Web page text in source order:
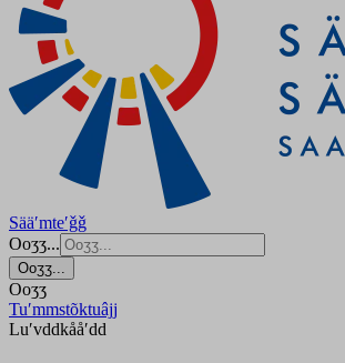
Sääʹmteʹǧǧ
Ooʒʒ...
Ooʒʒ...
Ooʒʒ
Tuʹmmstõktuâjj
Luʹvddkååʹdd